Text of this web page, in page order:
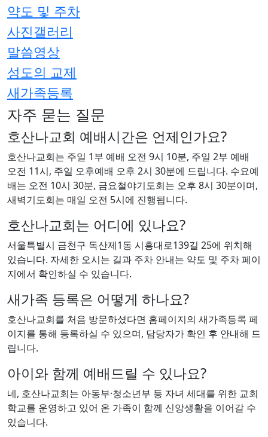
약도 및 주차
사진갤러리
말씀영상
성도의 교제
새가족등록
자주 묻는 질문
호산나교회 예배시간은 언제인가요?
호산나교회는 주일 1부 예배 오전 9시 10분, 주일 2부 예배
오전 11시, 주일 오후예배 오후 2시 30분에 드립니다. 수요예
배는 오전 10시 30분, 금요철야기도회는 오후 8시 30분이며,
새벽기도회는 매일 오전 5시에 진행됩니다.
호산나교회는 어디에 있나요?
서울특별시 금천구 독산제1동 시흥대로139길 25에 위치해
있습니다. 자세한 오시는 길과 주차 안내는 약도 및 주차 페이
지에서 확인하실 수 있습니다.
새가족 등록은 어떻게 하나요?
호산나교회를 처음 방문하셨다면 홈페이지의 새가족등록 페
이지를 통해 등록하실 수 있으며, 담당자가 확인 후 안내해 드
립니다.
아이와 함께 예배드릴 수 있나요?
네, 호산나교회는 아동부·청소년부 등 자녀 세대를 위한 교회
학교를 운영하고 있어 온 가족이 함께 신앙생활을 이어갈 수
있습니다.